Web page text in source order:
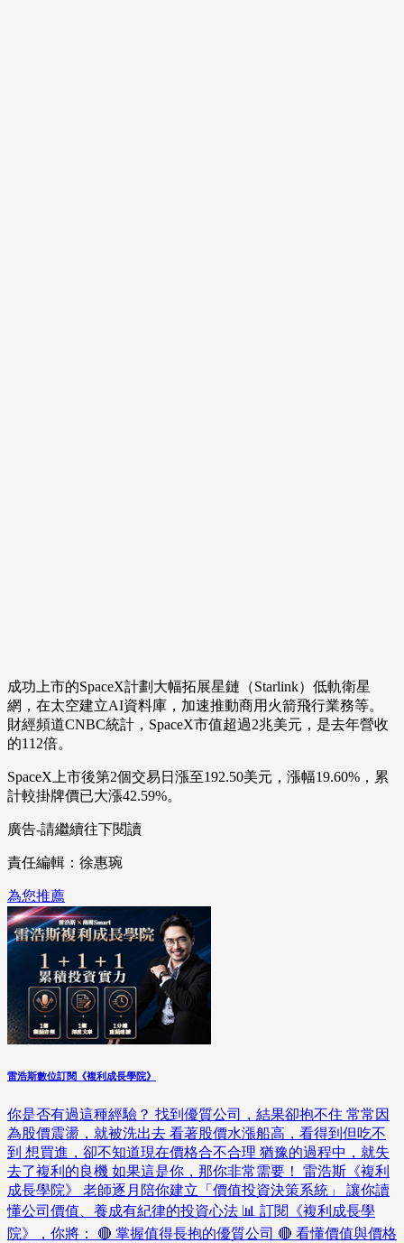
成功上市的SpaceX計劃大幅拓展星鏈（Starlink）低軌衛星
網，在太空建立AI資料庫，加速推動商用火箭飛行業務等。
財經頻道CNBC統計，SpaceX市值超過2兆美元，是去年營收
的112倍。
SpaceX上市後第2個交易日漲至192.50美元，漲幅19.60%，累
計較掛牌價已大漲42.59%。
廣告-請繼續往下閱讀
責任編輯：徐惠琬
為您推薦
雷浩斯數位訂閱《複利成長學院》
你是否有過這種經驗？ 找到優質公司，結果卻抱不住 常常因
為股價震盪，就被洗出去 看著股價水漲船高，看得到但吃不
到 想買進，卻不知道現在價格合不合理 猶豫的過程中，就失
去了複利的良機 如果這是你，那你非常需要！ 雷浩斯《複利
成長學院》 老師逐月陪你建立「價值投資決策系統」 讓你讀
懂公司價值、養成有紀律的投資心法 📊 訂閱《複利成長學
院》，你將： 🔴 掌握值得長抱的優質公司 🔴 看懂價值與價格